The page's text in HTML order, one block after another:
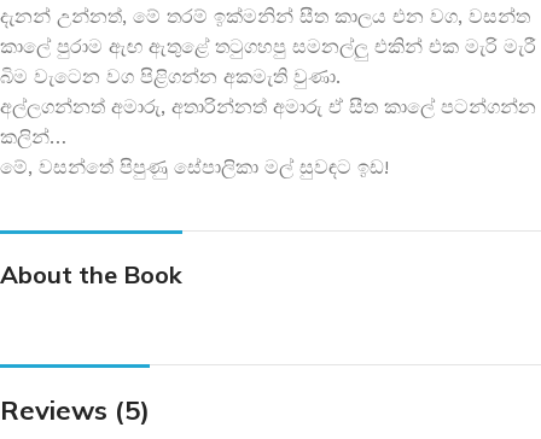
දැනන් උන්නත්, මේ තරම් ඉක්මනින් සීත කාලය එන වග, වසන්ත
කාලේ පුරාම ඇඟ ඇතුළේ තටුගහපු සමනල්ලු‍ එකින් එක මැරි මැරී
බිම වැටෙන වග පිළිගන්න අකමැති වුණා.
අල්ලගන්නත් අමාරු, අතාරින්නත් අමාරු ඒ සීත කාලේ පටන්ගන්න
කලින්…
මේ, වසන්තේ පිපුණු සේපාලිකා මල් සුවඳට ඉඩ!
About the Book
Reviews (5)